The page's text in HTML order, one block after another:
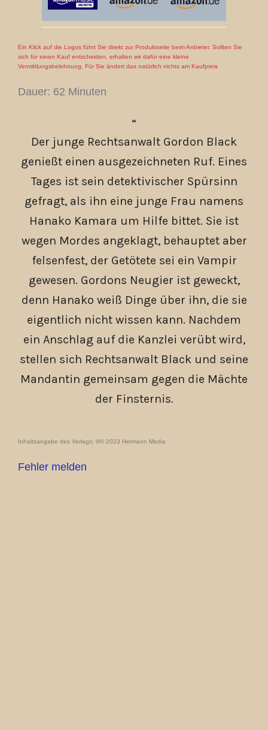
Ein Klick auf die Logos führt Sie direkt zur Produktseite beim Anbieter. Sollten Sie
sich für einen Kauf entscheiden, erhalten wir dafür eine kleine
Vermittlungsbelohnung. Für Sie ändert das natürlich nichts am Kaufpreis
Dauer: 62 Minuten
Der junge Rechtsanwalt Gordon Black
genießt einen ausgezeichneten Ruf. Eines
Tages ist sein detektivischer Spürsinn
gefragt, als ihn eine junge Frau namens
Hanako Kamara um Hilfe bittet. Sie ist
wegen Mordes angeklagt, behauptet aber
felsenfest, der Getötete sei ein Vampir
gewesen. Gordons Neugier ist geweckt,
denn Hanako weiß Dinge über ihn, die sie
eigentlich nicht wissen kann. Nachdem
ein Anschlag auf die Kanzlei verübt wird,
stellen sich Rechtsanwalt Black und seine
Mandantin gemeinsam gegen die Mächte
der Finsternis.
Inhaltsangabe des Verlags; ℗© 2023 Hermann Media
Fehler melden